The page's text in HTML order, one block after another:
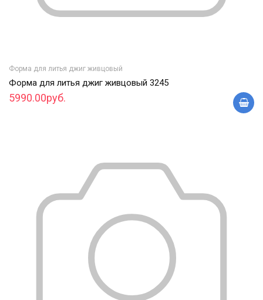
Форма для литья джиг живцовый
Форма для литья джиг живцовый 3245
5990.00руб.